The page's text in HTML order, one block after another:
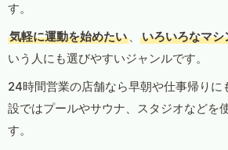
す。
気軽に運動を始めたい 、 いろいろなマ
いう人にも選びやすいジャンルです。
24時間営業の店舗なら早朝や仕事帰りに
設ではプールやサウナ、スタジオなどを
す。